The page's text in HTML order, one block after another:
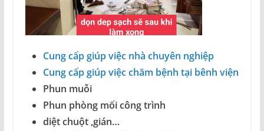
Cung cấp giúp việc nhà chuyên nghiệp
Cung cấp giúp việc chăm bệnh tại bênh viện
Phun muỗi
Phun phòng mối công trình
diệt chuột ,gián…